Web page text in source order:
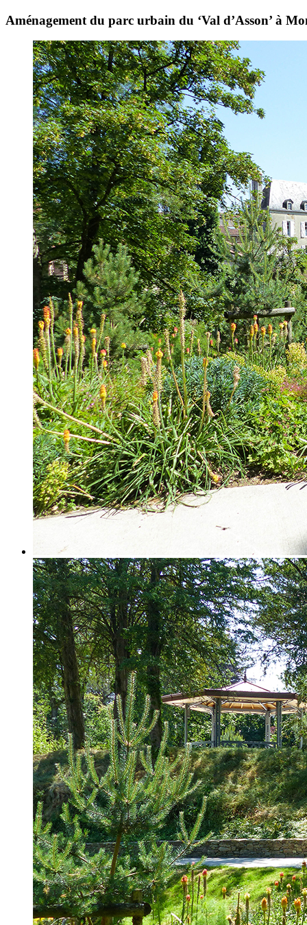
Aménagement du parc urbain du ‘Val d’Asson’ à